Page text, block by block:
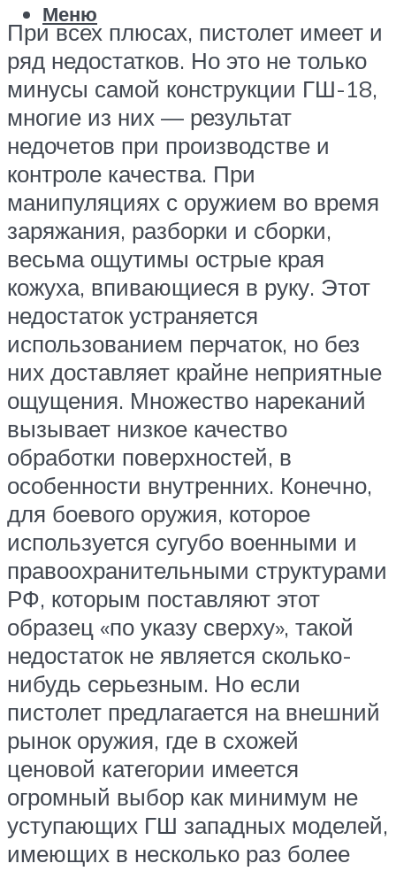
Меню
При всех плюсах, пистолет имеет и
ряд недостатков. Но это не только
минусы самой конструкции ГШ-18,
многие из них — результат
недочетов при производстве и
контроле качества. При
манипуляциях с оружием во время
заряжания, разборки и сборки,
весьма ощутимы острые края
кожуха, впивающиеся в руку. Этот
недостаток устраняется
использованием перчаток, но без
них доставляет крайне неприятные
ощущения. Множество нареканий
вызывает низкое качество
обработки поверхностей, в
особенности внутренних. Конечно,
для боевого оружия, которое
используется сугубо военными и
правоохранительными структурами
РФ, которым поставляют этот
образец «по указу сверху», такой
недостаток не является сколько-
нибудь серьезным. Но если
пистолет предлагается на внешний
рынок оружия, где в схожей
ценовой категории имеется
огромный выбор как минимум не
уступающих ГШ западных моделей,
имеющих в несколько раз более